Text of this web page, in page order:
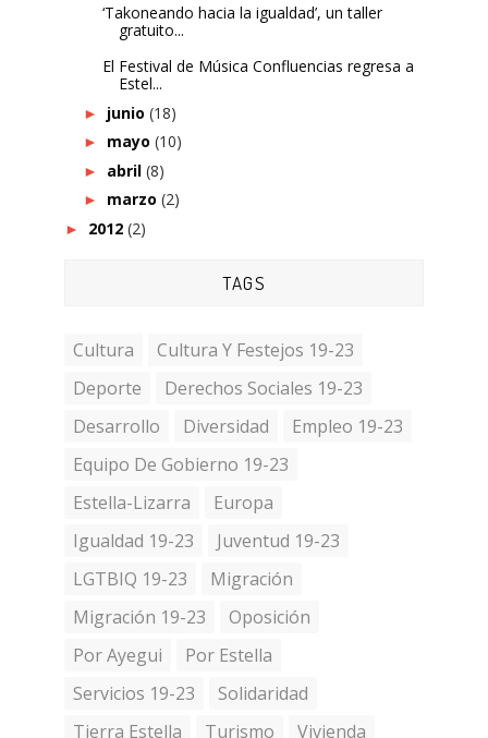
‘Takoneando hacia la igualdad’, un taller
gratuito...
El Festival de Música Confluencias regresa a
Estel...
► junio (18)
► mayo (10)
► abril (8)
► marzo (2)
► 2012 (2)
TAGS
Cultura
Cultura Y Festejos 19-23
Deporte
Derechos Sociales 19-23
Desarrollo
Diversidad
Empleo 19-23
Equipo De Gobierno 19-23
Estella-Lizarra
Europa
Igualdad 19-23
Juventud 19-23
LGTBIQ 19-23
Migración
Migración 19-23
Oposición
Por Ayegui
Por Estella
Servicios 19-23
Solidaridad
Tierra Estella
Turismo Vivienda